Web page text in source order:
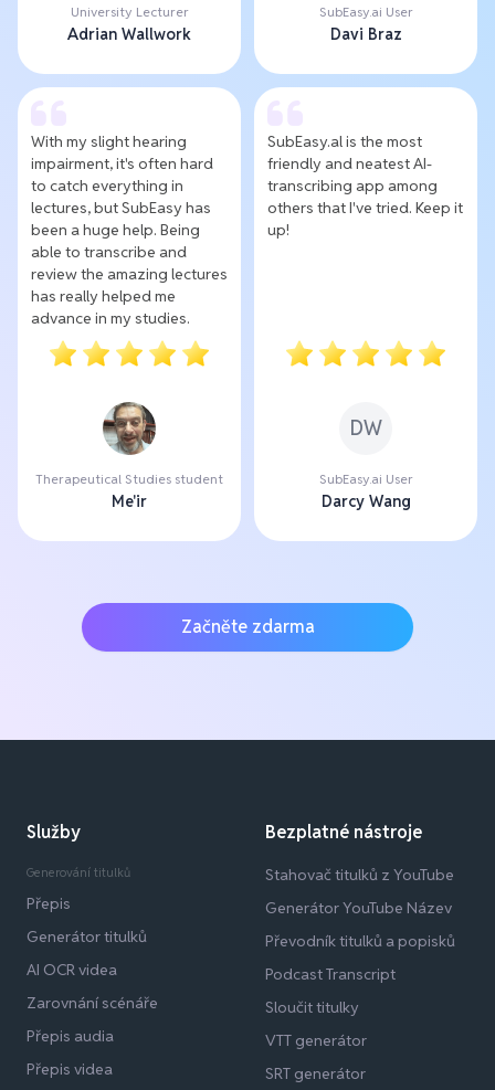
University Lecturer
Adrian Wallwork
SubEasy.ai User
Davi Braz
With my slight hearing
impairment, it's often hard
to catch everything in
lectures, but SubEasy has
been a huge help. Being
able to transcribe and
review the amazing lectures
has really helped me
advance in my studies.
Therapeutical Studies student
Me'ir
SubEasy.al is the most
friendly and neatest AI-
transcribing app among
others that I've tried. Keep it
up!
DW
SubEasy.ai User
Darcy Wang
Začněte zdarma
Služby
Generování titulků
Přepis
Generátor titulků
AI OCR videa
Zarovnání scénáře
Přepis audia
Přepis videa
Bezplatné nástroje
Stahovač titulků z YouTube
Generátor YouTube Název
Převodník titulků a popisků
Podcast Transcript
Sloučit titulky
VTT generátor
SRT generátor